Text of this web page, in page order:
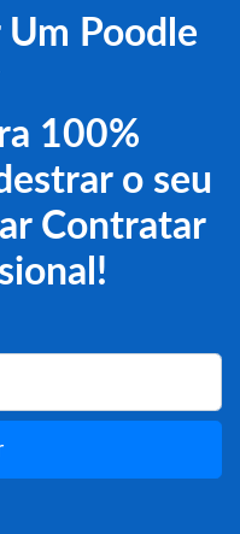
Poodle
100%
o seu
Contratar